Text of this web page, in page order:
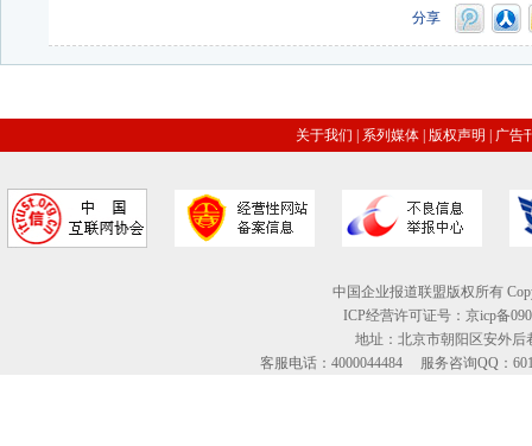
分享
关于我们 系列媒体 |版权声明 广告
中国企业报道联盟版权所有
ICP经营许可证号：京icp备
地址：北京市朝阳区安外后
客服电话：4000044484 服务咨询QQ：